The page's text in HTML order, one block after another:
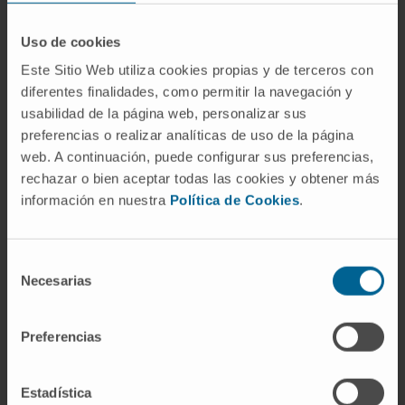
Uso de cookies
Este Sitio Web utiliza cookies propias y de terceros con
diferentes finalidades, como permitir la navegación y
usabilidad de la página web, personalizar sus
preferencias o realizar analíticas de uso de la página
web. A continuación, puede configurar sus preferencias,
rechazar o bien aceptar todas las cookies y obtener más
información en nuestra Política de Cookies.
Necesarias
Preferencias
Estadística
Sabemos que las terapias avanzadas basadas en
la transferencia de ADN, o terapia génica, pueden
tienen el potencial de ser aplicadas a otras
enfermedades más comunes como son el cáncer,
las enfermedades neurodegenerativas o la
diabetes.
Sin embargo, por falta de financiación,
disponibles para unos pocos casos. Aun así, los
resultados son emocionantes: Niños afectados
por la devastadora atrofia muscular espinal, cuya
de los 7 al ser tratados con terapia génica. Niños
fatales sin un trasplante de médula ósea, llevan